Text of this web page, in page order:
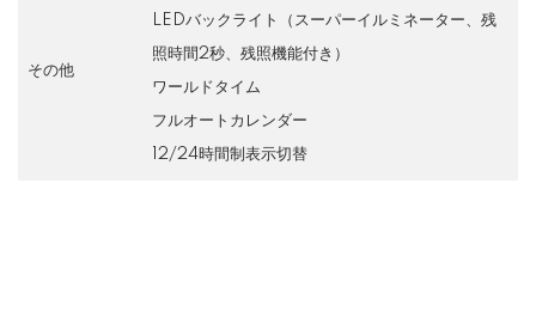
その他
LEDバックライト（スーパーイルミネーター、残
照時間2秒、残照機能付き）
ワールドタイム
フルオートカレンダー
12/24時間制表示切替